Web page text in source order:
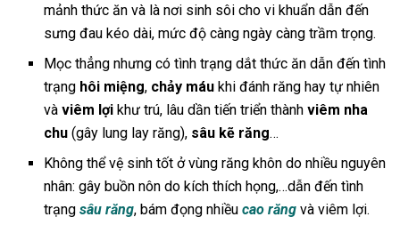
mảnh thức ăn và là nơi sinh sôi cho vi khuẩn dẫn đến
sưng đau kéo dài, mức độ càng ngày càng trầm trọng.
Mọc thẳng nhưng có tình trạng dắt thức ăn dẫn đến tình
trạng hôi miệng, chảy máu khi đánh răng hay tự nhiên
vàviêm lợi khư trú, lâu dần tiến triển thànhviêm nha
chu (gây lung lay răng), sâu kẽ răng…
Không thể vệ sinh tốt ở vùng răng khôn do nhiều nguyên
nhân: gây buồn nôn do kích thích họng,…dẫn đến tình
trạngsâu răng, bám đọng nhiềucao răng và viêm lợi.